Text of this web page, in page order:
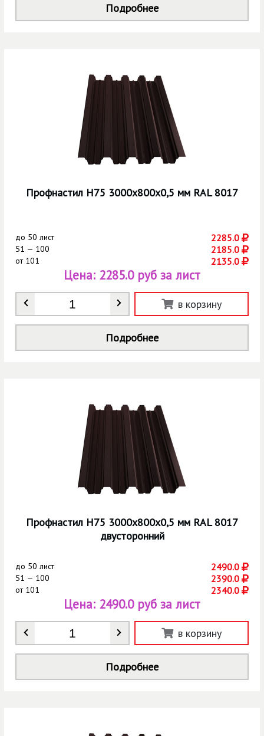
Подробнее
Профнастил Н75 3000х800х0,5 мм RAL 8017
до 50 лист 2285.0
51 — 100 2185.0
от101 2135.0
Количество
Цена: 2285.0 руб за лист
в корзину
Подробнее
Профнастил Н75 3000х800х0,5 мм RAL 8017
двусторонний
до 50 лист 2490.0
51 — 100 2390.0
от101 2340.0
Количество
Цена: 2490.0 руб за лист
в корзину
Подробнее